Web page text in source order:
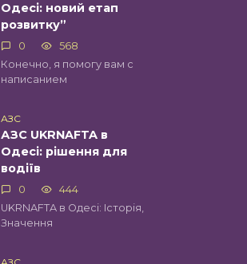
Одесі: новий етап
розвитку”
0
568
Конечно, я помогу вам с
написанием
АЗС
АЗС UKRNAFTA в
Одесі: рішення для
водіїв
0
444
UKRNAFTA в Одесі: Історія,
Значення